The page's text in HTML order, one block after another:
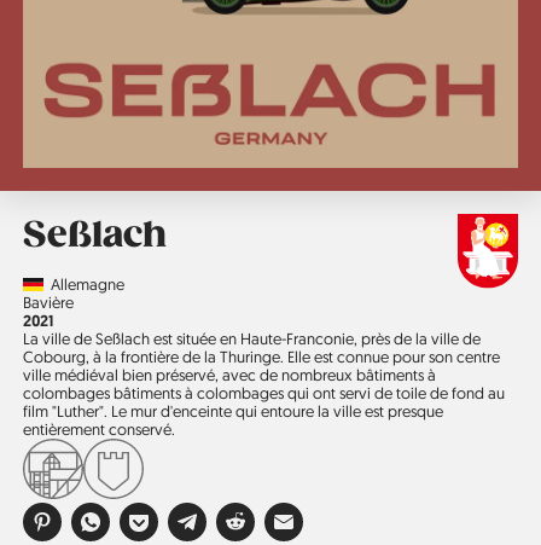
Seßlach
CountryAllemagne
Région
Bavière
Année
2021
La ville de Seßlach est située en Haute-Franconie, près de la ville de
Cobourg, à la frontière de la Thuringe. Elle est connue pour son centre
ville médiéval bien préservé, avec de nombreux bâtiments à
colombages bâtiments à colombages qui ont servi de toile de fond au
film "Luther". Le mur d'enceinte qui entoure la ville est presque
entièrement conservé.